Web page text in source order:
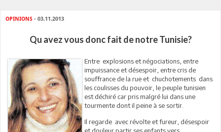
OPINIONS - 03.11.2013
Qu avez vous donc fait de notre Tunisie?
Entre explosions et négociations, entre
impuissance et désespoir, entre cris de
souffrance de la rue et chuchotements dans
les coulisses du pouvoir, le peuple tunisien
est déchiré car pris malgré lui dans une
tourmente dont il peine à se sortir.
Il regarde avec révolte et fureur, désespoir